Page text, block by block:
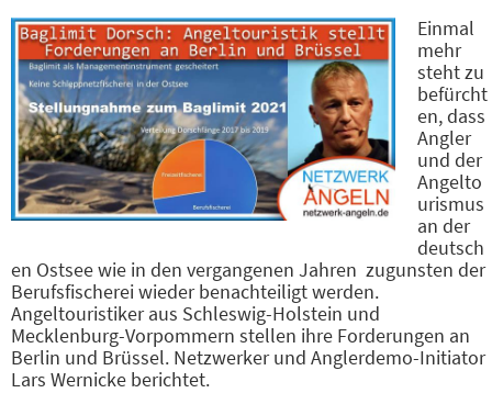
Einmal
mehr
steht zu
befürcht
en, dass
Angler
und der
Angelto
urismus
an der
deutsch
en Ostsee wie in den vergangenen Jahren zugunsten der
Berufsfischerei wieder benachteiligt werden.
Angeltouristiker aus Schleswig-Holstein und
Mecklenburg-Vorpommern stellen ihre Forderungen an
Berlin und Brüssel. Netzwerker und Anglerdemo-Initiator
Lars Wernicke berichtet.